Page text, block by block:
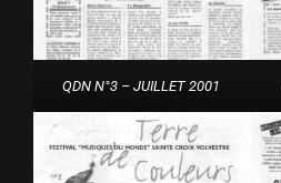
QDN N°3 – JUILLET 2001